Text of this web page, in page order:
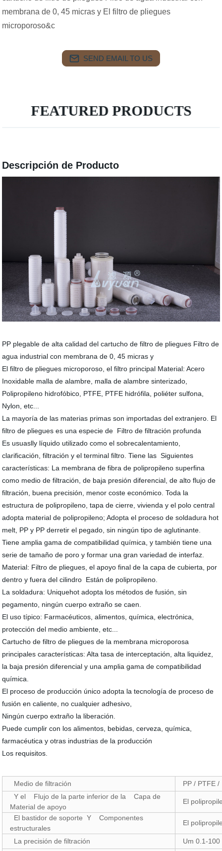
membrana de 0, 45 micras y El filtro de pliegues
microporoso&c
SEND EMAIL TO US
FEATURED PRODUCTS
Descripción de Producto
PP plegable de alta calidad del cartucho de filtro de pliegues Filtro de
agua industrial con membrana de 0, 45 micras y
El filtro de pliegues microporoso, el filtro principal Material: Acero
Inoxidable malla de alambre, malla de alambre sinterizado,
Polipropileno hidrofóbico, PTFE, PTFE hidrófila, poliéter sulfona,
Nylon, etc...
La mayoría de las materias primas son importadas del extranjero. El
filtro de pliegues es una especie de Filtro de filtración profunda
Es usuaslly líquido utilizado como el sobrecalentamiento,
clarificación, filtración y el terminal filtro. Tiene las Siguientes
características: La membrana de fibra de polipropileno superfina
como medio de filtración, de baja presión diferencial, de alto flujo de
filtración, buena precisión, menor coste económico. Toda la
estructura de polipropileno, tapa de cierre, vivienda y el polo central
adopta material de polipropileno; Adopta el proceso de soldadura hot
melt, PP y PP derretir el pegado, sin ningún tipo de aglutinante.
Tiene amplia gama de compatibilidad química, y también tiene una
serie de tamaño de poro y formar una gran variedad de interfaz.
Material: Filtro de pliegues, el apoyo final de la capa de cubierta, por
dentro y fuera del cilindro Están de polipropileno.
La soldadura: Uniquehot adopta los métodos de fusión, sin
pegamento, ningún cuerpo extraño se caen.
El uso típico: Farmacéuticos, alimentos, química, electrónica,
protección del medio ambiente, etc...
Cartucho de filtro de pliegues de la membrana microporosa
principales características: Alta tasa de interceptación, alta liquidez,
la baja presión diferencial y una amplia gama de compatibilidad
química.
El proceso de producción único adopta la tecnología de proceso de
fusión en caliente, no cualquier adhesivo,
Ningún cuerpo extraño la liberación.
Puede cumplir con los alimentos, bebidas, cerveza, química,
farmacéutica y otras industrias de la producción
Los requisitos.
Medio de filtración
PP / PTFE /
Y el Flujo de la parte inferior de la Capa de
Material de apoyo
El
El bastidor de soporte Y Componentes
estructurales
El
La precisión de filtración Um 0.1-100